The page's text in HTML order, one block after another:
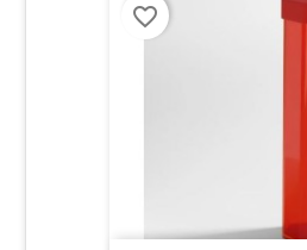
favorite_border